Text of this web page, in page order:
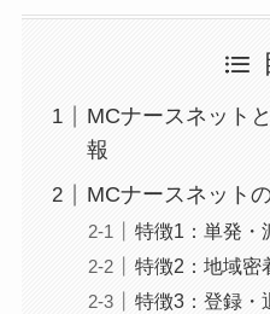
MCナースネット
報
MCナースネット
特徴1：単発・
特徴2：地域密
特徴3：登録・